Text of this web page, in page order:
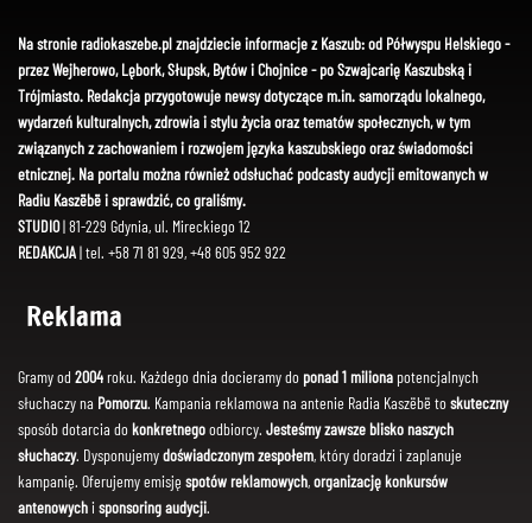
Na stronie radiokaszebe.pl znajdziecie informacje z Kaszub: od Półwyspu Helskiego -
przez Wejherowo, Lębork, Słupsk, Bytów i Chojnice - po Szwajcarię Kaszubską i
Trójmiasto. Redakcja przygotowuje newsy dotyczące m.in. samorządu lokalnego,
wydarzeń kulturalnych, zdrowia i stylu życia oraz tematów społecznych, w tym
związanych z zachowaniem i rozwojem języka kaszubskiego oraz świadomości
etnicznej. Na portalu można również odsłuchać podcasty audycji emitowanych w
Radiu Kaszëbë i sprawdzić, co graliśmy.
STUDIO| 81-229 Gdynia, ul. Mireckiego 12
REDAKCJA| tel. +58 71 81 929, +48 605 952 922
Reklama
Gramy od 2004roku. Każdego dnia docieramy do ponad 1 miliona potencjalnych
słuchaczy na Pomorzu. Kampania reklamowa na antenie Radia Kaszëbë toskuteczny
sposób dotarcia dokonkretnegoodbiorcy. Jesteśmy zawsze blisko naszych
słuchaczy. Dysponujemydoświadczonym zespołem, który doradzi i zaplanuje
kampanię. Oferujemy emisję spotów reklamowych,organizację konkursów
antenowychi sponsoring audycji.